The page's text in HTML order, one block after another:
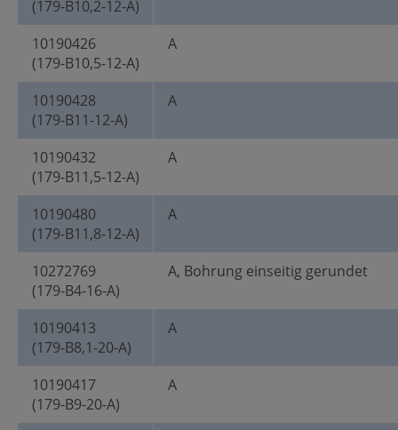
(179-B10,2-12-A)
10190426
(179-B10,5-12-A)
A
10190428
(179-B11-12-A)
A
10190432
(179-B11,5-12-A)
A
10190480
(179-B11,8-12-A)
A
10272769
(179-B4-16-A)
A, Bohrung einseitig gerundet
10190413
(179-B8,1-20-A)
A
10190417
(179-B9-20-A)
A